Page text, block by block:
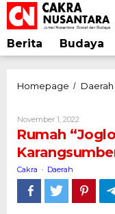
Lewati
ke
konten
Berita Budaya
Homepage / Daerah
November 1, 2022
Cakra
Rumah
Cakra - Daerah